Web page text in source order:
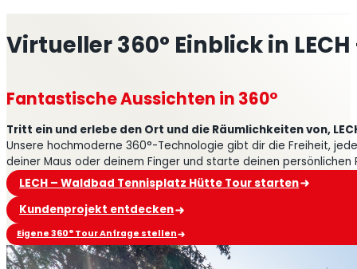
Fantastische Aussichten in 360°
Virtueller 360° Einblick in
Tritt ein und erlebe den Ort und die Räumlichkeiten von,
Unsere hochmoderne 360°-Technologie gibt dir die Freiheit,
deiner Maus oder deinem Finger und starte deinen persönlichen
LECH – Waldbad Tennisplatz Hütte Tour starten
Kundenprojekt entdecken
Eigene 360° Tour Anfrage stellen